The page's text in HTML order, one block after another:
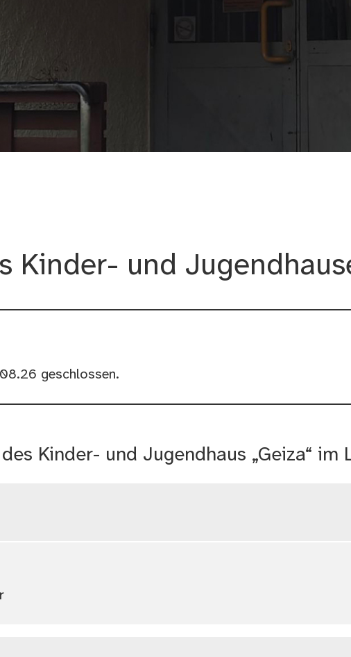
Kinder- und
geschlossen.
Kinder- und Jugendhaus „Geiza“ im